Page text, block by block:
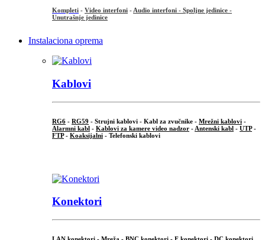
Kompleti - Video interfoni - Audio interfoni - Spoljne jedinice -
Unutrašnje jedinice
Instalaciona oprema
Kablovi
RG6 - RG59 - Strujni kablovi - Kabl za zvučnike - Mrežni kablovi -
Alarmni kabl - Kablovi za kamere video nadzor - Antenski kabl - UTP-
FTP- Koaksijalni - Telefonski kablovi
Konektori